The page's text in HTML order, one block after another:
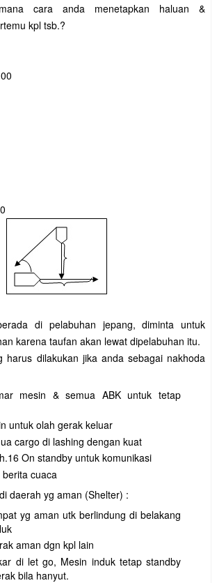
cara anda menetapkan haluan &
kpl tsb.?
di pelabuhan jepang, diminta untuk
karena taufan akan lewat dipelabuhan itu.
harus dilakukan jika anda sebagai nakhoda
mesin & semua ABK untuk tetap
untuk olah gerak keluar
cargo di lashing dengan kuat
On standby untuk komunikasi
cuaca
daerah yg aman (Shelter) :
yg aman utk berlindung di belakang
aman dgn kpl lain
di let go, Mesin induk tetap standby
bila hanyut.